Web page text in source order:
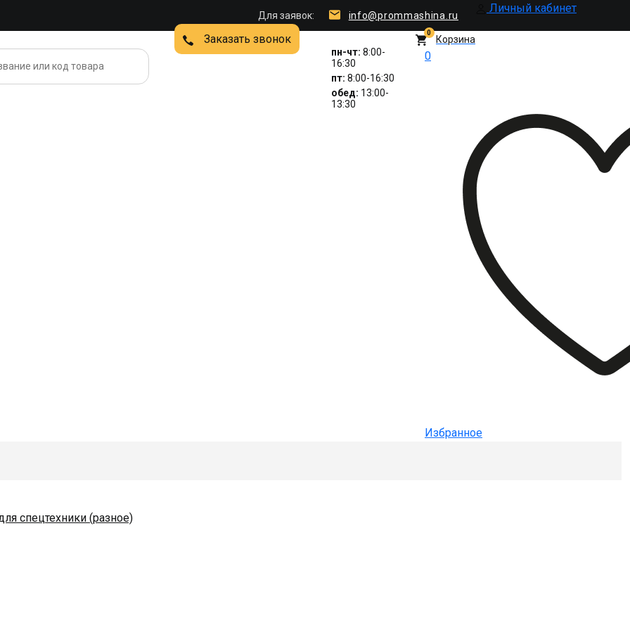
info@prommashina.ru
Для заявок:
Личный кабинет
Заказать звонок
пн-чт: 8:00-
16:30
пт: 8:00-16:30
обед: 13:00-
13:30
0
Корзина
0
Избранное
спецтехники (разное)